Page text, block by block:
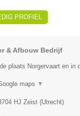
PROFIEL
& Afbouw Bedrijf
plaats Norgervaart en in
maps ▼
HJ Zeist (Utrecht)